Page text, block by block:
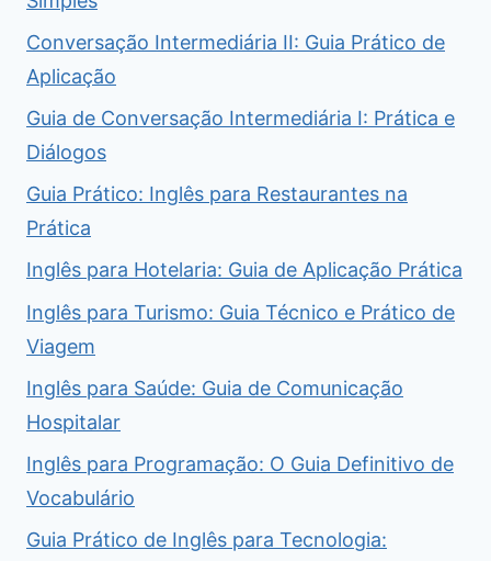
Conversação Intermediária II: Guia Prático de
Aplicação
Guia de Conversação Intermediária I: Prática e
Diálogos
Guia Prático: Inglês para Restaurantes na
Prática
Inglês para Hotelaria: Guia de Aplicação Prática
Inglês para Turismo: Guia Técnico e Prático de
Viagem
Inglês para Saúde: Guia de Comunicação
Hospitalar
Inglês para Programação: O Guia Definitivo de
Vocabulário
Guia Prático de Inglês para Tecnologia: